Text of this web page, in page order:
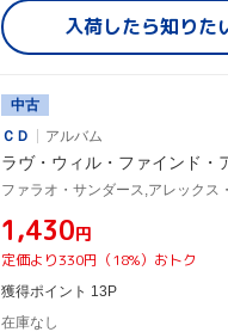
入荷したら知りた
中古
ＣＤ
アルバム
ラヴ・ウィル・ファインド・
¥1,430円
定価より330円（18%）おトク
獲得ポイント 13P
在庫なし